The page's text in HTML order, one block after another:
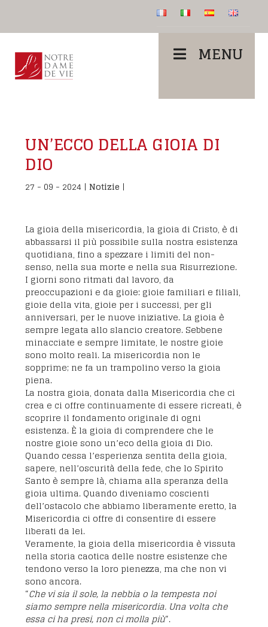
MENU
UN’ECCO DELLA GIOIA DI
DIO
27 - 09 - 2024 |Notizie |
La gioia della misericordia, la gioia di Cristo, è di
abbassarsi il più possibile sulla nostra esistenza
quotidiana, fino a spezzare i limiti del non-
senso, nella sua morte e nella sua Risurrezione.
I giorni sono ritmati dal lavoro, da
preoccupazioni e da gioie: gioie familiari e filiali,
gioie della vita, gioie per i successi, per gli
anniversari, per le nuove iniziative. La gioia è
sempre legata allo slancio creatore. Sebbene
minacciate e sempre limitate, le nostre gioie
sono molto reali. La misericordia non le
sopprime; ne fa un trampolino verso la gioia
piena.
La nostra gioia, donata dalla Misericordia che ci
crea e ci offre continuamente di essere ricreati, è
scoprire il fondamento originale di ogni
esistenza. È la gioia di comprendere che le
nostre gioie sono un’eco della gioia di Dio.
Quando cessa l’esperienza sentita della gioia,
sapere, nell’oscurità della fede, che lo Spirito
Santo è sempre là, chiama alla speranza della
gioia ultima. Quando diveniamo coscienti
dell’ostacolo che abbiamo liberamente eretto, la
Misericordia ci offre di consentire di essere
liberati da lei.
Veramente, la gioia della misericordia è vissuta
nella storia caotica delle nostre esistenze che
tendono verso la loro pienezza, ma che non vi
sono ancora.
“Che vi sia il sole, la nebbia o la tempesta noi
siamo sempre nella misericordia. Una volta che
essa ci ha presi, non ci molla più“.